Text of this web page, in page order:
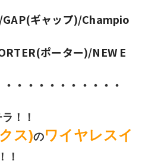
ギャップ)/Champio
ポーター)/NEW E
・・・・・・・・・・
！！
ス)のワイヤレスイ
！